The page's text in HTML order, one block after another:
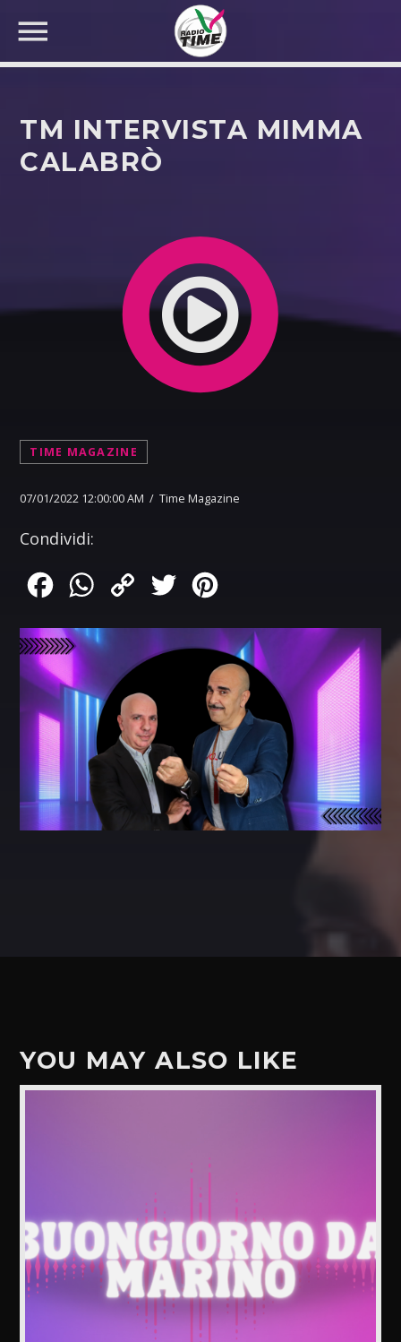
TM INTERVISTA MIMMA
CALABRÒ
TIME MAGAZINE
07/01/2022 12:00:00 AM / Time Magazine
Condividi:
FacebookWhatsApp
Copy
Twitter
YOU MAY ALSO LIKE